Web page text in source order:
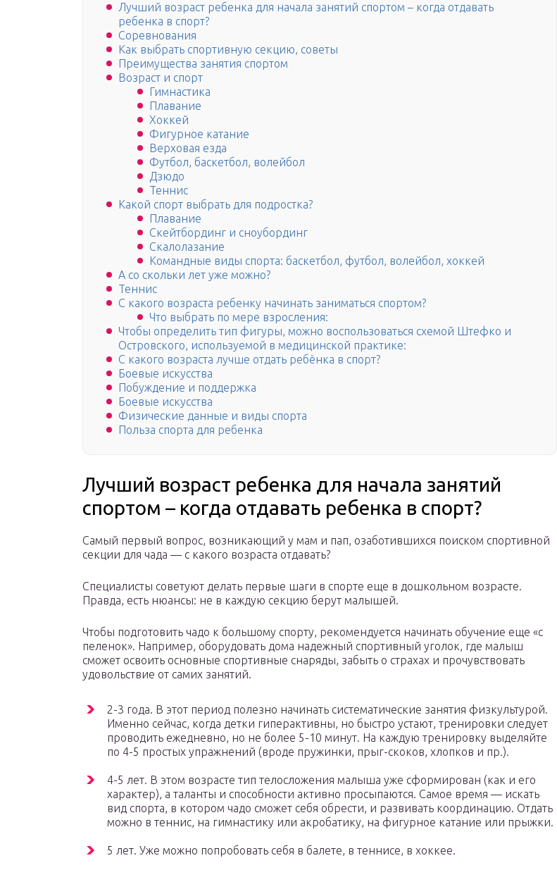
Лучший возраст ребенка для начала занятий спортом – когда отдавать
ребенка в спорт?
Соревнования
Как выбрать спортивную секцию, советы
Преимущества занятия спортом
Возраст и спорт
Гимнастика
Плавание
Хоккей
Фигурное катание
Верховая езда
Футбол, баскетбол, волейбол
Дзюдо
Теннис
Какой спорт выбрать для подростка?
Плавание
Скейтбординг и сноубординг
Скалолазание
Командные виды спорта: баскетбол, футбол, волейбол, хоккей
А со скольки лет уже можно?
Теннис
С какого возраста ребенку начинать заниматься спортом?
Что выбрать по мере взросления:
Чтобы определить тип фигуры, можно воспользоваться схемой Штефко и
Островского, используемой в медицинской практике:
С какого возраста лучше отдать ребёнка в спорт?
Боевые искусства
Побуждение и поддержка
Боевые искусства
Физические данные и виды спорта
Польза спорта для ребенка
Лучший возраст ребенка для начала занятий
спортом – когда отдавать ребенка в спорт?
Самый первый вопрос, возникающий у мам и пап, озаботившихся поиском спортивной
секции для чада — с какого возраста отдавать?
Специалисты советуют делать первые шаги в спорте еще в дошкольном возрасте.
Правда, есть нюансы: не в каждую секцию берут малышей.
Чтобы подготовить чадо к большому спорту, рекомендуется начинать обучение еще «с
пеленок». Например, оборудовать дома надежный спортивный уголок, где малыш
сможет освоить основные спортивные снаряды, забыть о страхах и прочувствовать
удовольствие от самих занятий.
2-3 года. В этот период полезно начинать систематические занятия физкультурой.
Именно сейчас, когда детки гиперактивны, но быстро устают, тренировки следует
проводить ежедневно, но не более 5-10 минут. На каждую тренировку выделяйте
по 4-5 простых упражнений (вроде пружинки, прыг-скоков, хлопков и пр.).
4-5 лет. В этом возрасте тип телосложения малыша уже сформирован (как и его
характер), а таланты и способности активно просыпаются. Самое время — искать
вид спорта, в котором чадо сможет себя обрести, и развивать координацию. Отдать
можно в теннис, на гимнастику или акробатику, на фигурное катание или прыжки.
5 лет. Уже можно попробовать себя в балете, в теннисе, в хоккее.